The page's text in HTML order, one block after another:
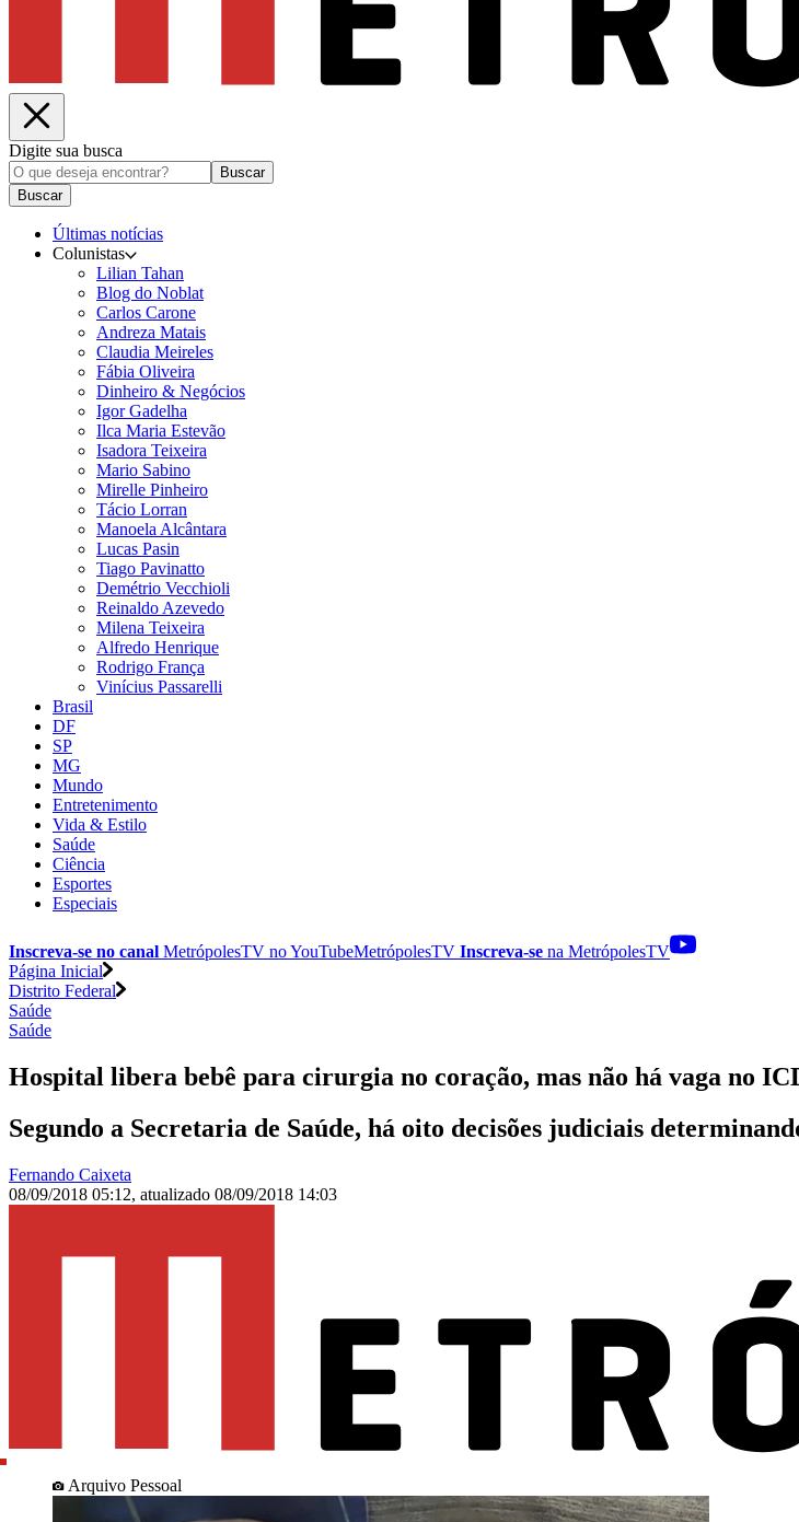
Digite sua busca
Buscar
Buscar
Últimas notícias
Colunistas
Lilian Tahan
Blog do Noblat
Carlos Carone
Andreza Matais
Claudia Meireles
Fábia Oliveira
Dinheiro & Negócios
Igor Gadelha
Ilca Maria Estevão
Isadora Teixeira
Mario Sabino
Mirelle Pinheiro
Tácio Lorran
Manoela Alcântara
Lucas Pasin
Tiago Pavinatto
Demétrio Vecchioli
Reinaldo Azevedo
Milena Teixeira
Alfredo Henrique
Rodrigo França
Vinícius Passarelli
Brasil
DF
SP
MG
Mundo
Entretenimento
Vida & Estilo
Saúde
Ciência
Esportes
Especiais
Inscreva-se no canal MetrópolesTV noYouTubeMetrópolesTV Inscreva-se na MetrópolesTV
Página Inicial
Distrito Federal
Saúde
Saúde
Hospital libera bebê para cirurgia no coração, mas não há vaga no
Segundo a Secretaria de Saúde, há oito decisões judiciais
Fernando Caixeta
08/09/2018 05:12, atualizado 08/09/2018 14:03
Arquivo Pessoal